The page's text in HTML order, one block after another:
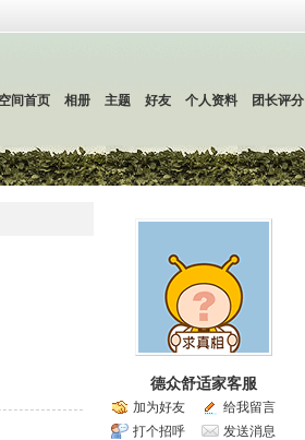
空间首页 相册 主题 好友 个人资料 团长评分
德众舒适家客服
加为好友
给我留言
打个招呼
发送消息